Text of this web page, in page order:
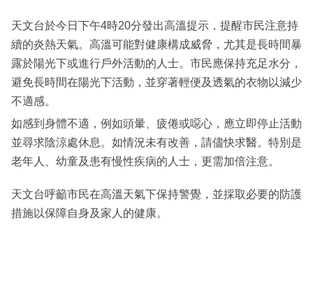
天文台於今日下午4時20分發出高溫提示，提醒市民注意持
續的炎熱天氣。高溫可能對健康構成威脅，尤其是長時間暴
露於陽光下或進行戶外活動的人士。市民應保持充足水分，
避免長時間在陽光下活動，並穿著輕便及透氣的衣物以減少
不適感。
如感到身體不適，例如頭暈、疲倦或噁心，應立即停止活動
並尋求陰涼處休息。如情況未有改善，請儘快求醫。特別是
老年人、幼童及患有慢性疾病的人士，更需加倍注意。
天文台呼籲市民在高溫天氣下保持警覺，並採取必要的防護
措施以保障自身及家人的健康。